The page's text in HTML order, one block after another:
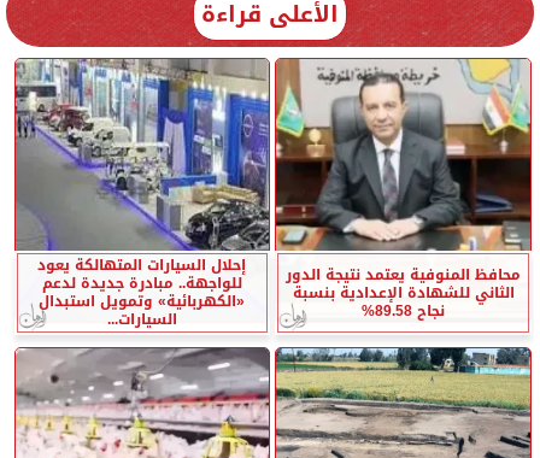
الأعلى قراءة
محافظ المنوفية يعتمد نتيجة الدور
الثاني للشهادة الإعدادية بنسبة
نجاح 89.58%
إحلال السيارات المتهالكة يعود
للواجهة.. مبادرة جديدة لدعم
«الكهربائية» وتمويل استبدال
السيارات...